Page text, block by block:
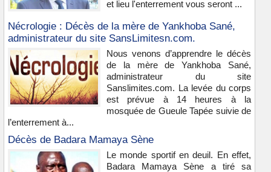
et lieu l'enterrement vous seront ...
Nécrologie : Décès de la mère de Yankhoba Sané,
administrateur du site SansLimitesn.com.
Nous venons d’apprendre le décès
de la mère de Yankhoba Sané,
administrateur du site
Sanslimites.com. La levée du corps
est prévue à 14 heures à la
mosquée de Gueule Tapée suivie de
l’enterrement à...
Décès de Badara Mamaya Sène
Le monde sportif en deuil. En effet,
Badara Mamaya Sène a tiré sa